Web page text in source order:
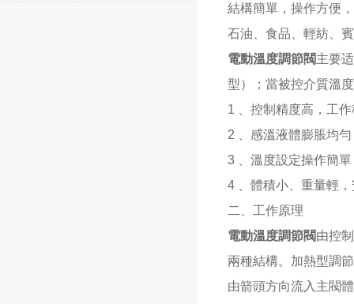
結構簡單，操作方便
石油、食品、輕紡、
電動溫度調節閥主要
型）；當被控介質溫
1 、控制精度高，工
2 、感溫液體膨脹均
3 、溫度設定操作簡
4 、體積小、重量輕
二、工作原理
電動溫度調節閥由控
兩種結構。加熱型調
由箭頭方向流入主閥